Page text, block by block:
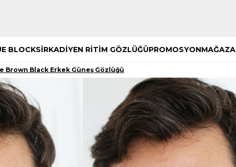
BLOCKSİRKADİYEN RİTİM GÖZLÜĞÜPROMOSYONMAĞAZA
Brown Black Erkek Güneş Gözlüğü